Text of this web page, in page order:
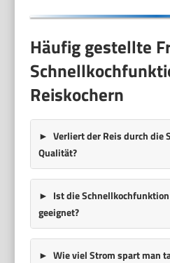
Häufig gestellte
Reiskochern
Verliert der Reis durch die
Qualität?
Ist die
geeignet?
Wie viel Strom spart man